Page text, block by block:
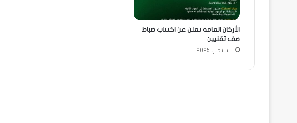
الأركان العامة تعلن عن اكتتاب ضباط
صف تقنيين
1 سبتمبر، 2025